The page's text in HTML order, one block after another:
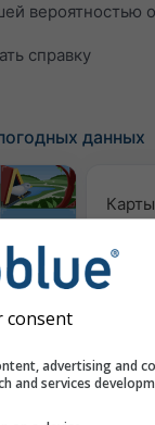
вероятностью
справку
данных
consent
advertising and
and services